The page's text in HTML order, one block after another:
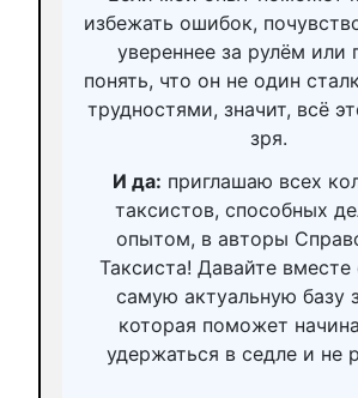
избежать ошибок,
увереннее за рулём или
понять, что он не один
трудностями, значит, всё
зря.
И да: приглашаю всех
таксистов, способных
опытом, в авторы
Таксиста! Давайте
самую актуальную базу
которая поможет
удержаться в седле и не